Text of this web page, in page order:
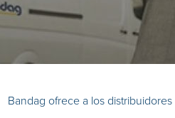
Bandag ofrece a los